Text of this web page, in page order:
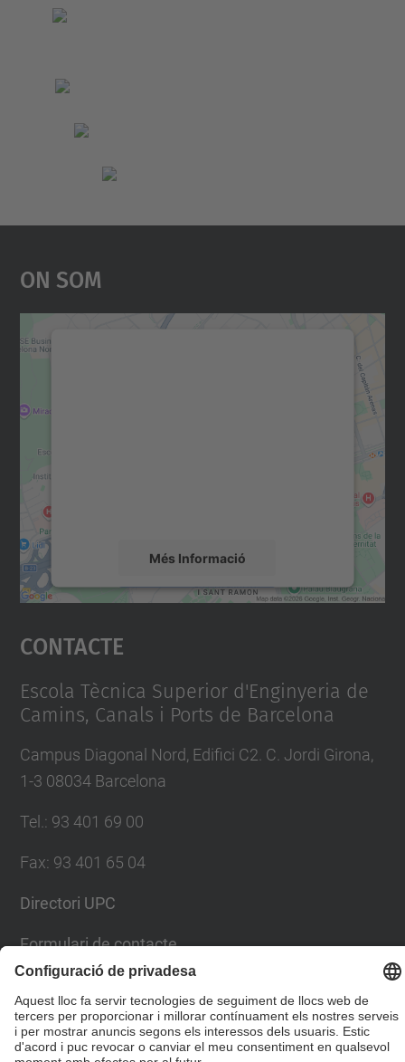
On Som
Més Informació
Accepta
powered by
Contacte
Escola Tècnica Superior d'Enginyeria de
Camins, Canals i Ports de Barcelona
Campus Diagonal Nord, Edifici C2. C. Jordi Girona,
1-3 08034 Barcelona
Tel.: 93 401 69 00
Fax: 93 401 65 04
Directori UPC
Formulari de contacte
© UPC Escola Tècnica Superior d'Enginyers de Camins,